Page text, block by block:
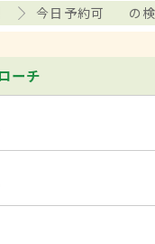
今日予約可 の
ーチ